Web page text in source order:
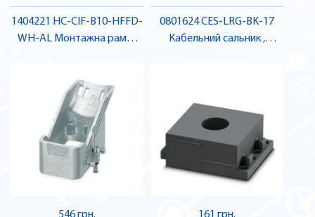
1404221 HC-CIF-B10-HFFD-
WH-AL Монтажна рама ,
0801624 CES-LRG-BK-17
Кабельний сальник ,